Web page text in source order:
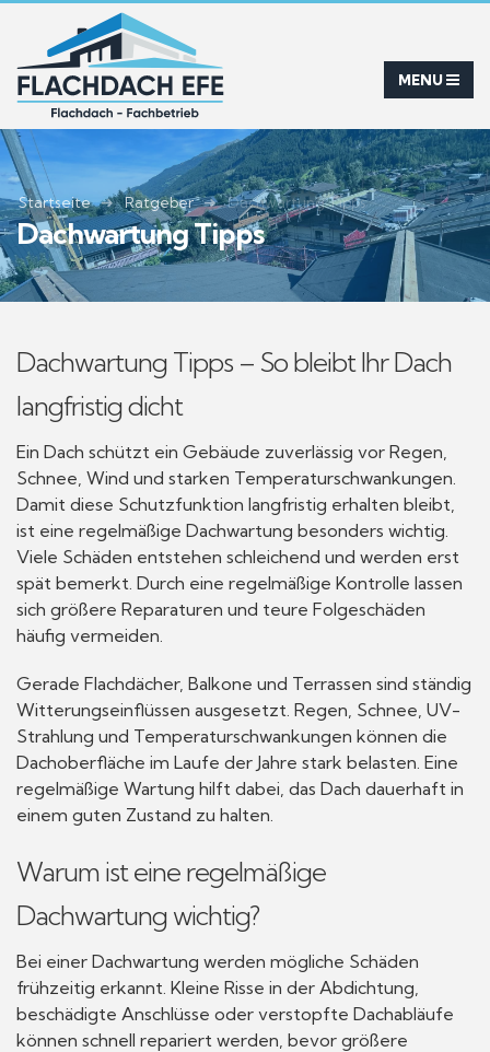
Startseite Ratgeber Dachwartung Tipps
Dachwartung Tipps
Dachwartung Tipps – So bleibt Ihr Dach
langfristig dicht
Ein Dach schützt ein Gebäude zuverlässig vor Regen,
Schnee, Wind und starken Temperaturschwankungen.
Damit diese Schutzfunktion langfristig erhalten bleibt,
ist eine regelmäßige Dachwartung besonders wichtig.
Viele Schäden entstehen schleichend und werden erst
spät bemerkt. Durch eine regelmäßige Kontrolle lassen
sich größere Reparaturen und teure Folgeschäden
häufig vermeiden.
Gerade Flachdächer, Balkone und Terrassen sind ständig
Witterungseinflüssen ausgesetzt. Regen, Schnee, UV-
Strahlung und Temperaturschwankungen können die
Dachoberfläche im Laufe der Jahre stark belasten. Eine
regelmäßige Wartung hilft dabei, das Dach dauerhaft in
einem guten Zustand zu halten.
Warum ist eine regelmäßige
Dachwartung wichtig?
Bei einer Dachwartung werden mögliche Schäden
frühzeitig erkannt. Kleine Risse in der Abdichtung,
beschädigte Anschlüsse oder verstopfte Dachabläufe
können schnell repariert werden, bevor größere